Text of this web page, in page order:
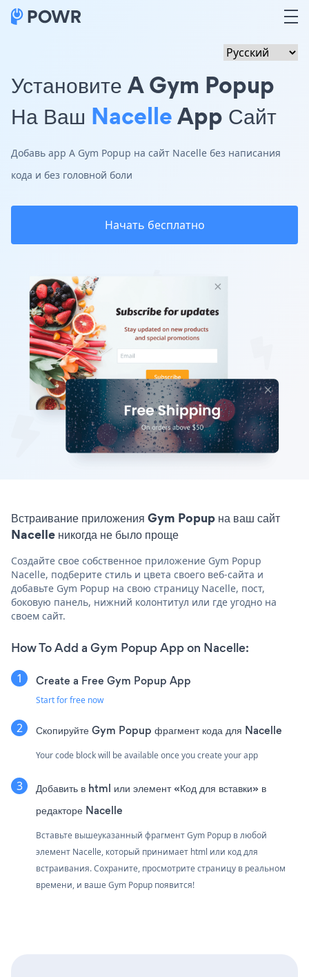
Установите A Gym Popup
На Ваш NacelleApp Сайт
Добавь app A Gym Popup на сайт Nacelle без написания
кода и без головной боли
Начать бесплатно
Встраивание приложения Gym Popup на ваш сайт
Nacelle никогда не было проще
Создайте свое собственное приложение Gym Popup
Nacelle, подберите стиль и цвета своего веб-сайта и
добавьте Gym Popup на свою страницу Nacelle, пост,
боковую панель, нижний колонтитул или где угодно на
своем сайт.
How To Add a Gym Popup App on Nacelle:
Create a Free Gym Popup App
Start for free now
Скопируйте Gym Popup фрагмент кода для Nacelle
Your code block will be available once you create your app
Добавить в html или элемент «Код для вставки» в
редакторе Nacelle
Вставьте вышеуказанный фрагмент Gym Popup в любой
элемент Nacelle, который принимает html или код для
встраивания. Сохраните, просмотрите страницу в реальном
времени, и ваше Gym Popup появится!